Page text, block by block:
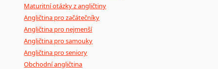
Maturitní otázky z angličtiny
Angličtina pro začátečníky
Angličtina pro nejmenší
Angličtina pro samouky
Angličtina pro seniory
Obchodní angličtina